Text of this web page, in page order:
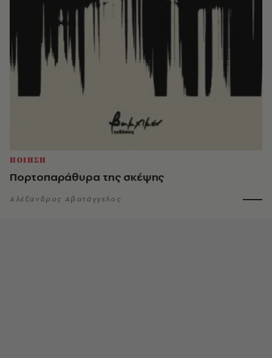
ΠΟΙΗΣΗ
Πορτοπαράθυρα της σκέψης
Αλέξανδρος Αβατάγγελος